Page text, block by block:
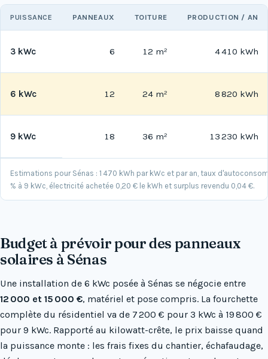
Estimations pour Sénas : 1 470 kWh par kWc et par an, taux
% à 9 kWc, électricité achetée 0,20 € le kWh et surplus revendu 0,04 €.
PUISSANCE PANNEAUX TOITURE PRODUCTION / AN
3 kWc 6 12 m² 4 410 kWh
6 kWc 12 24 m² 8 820 kWh
9 kWc 18 36 m² 13 230 kWh
Budget à prévoir pour des panneaux
solaires à Sénas
Une installation de 6 kWc posée à Sénas se négocie entre
12 000 et 15 000 €, matériel et pose compris. La fourchette
complète du résidentiel va de 7 200 € pour 3 kWc à 19 800 €
pour 9 kWc. Rapporté au kilowatt-crête, le prix baisse quand
la puissance monte : les frais fixes du chantier, échafaudage,